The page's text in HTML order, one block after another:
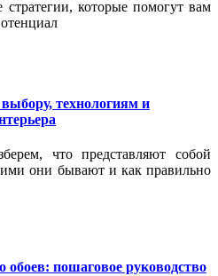
стратегии, которые помогут вам
технологиям и
что представляют собой
они бывают и как правильно
обоев: пошаговое руководство